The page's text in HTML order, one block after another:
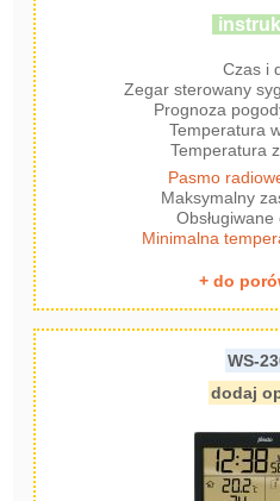
Czas i
Zegar sterowany
Prognoza
Temperatura
Temperatura
Pasmo
Maksymalny
Minimalna
+ do
WS-
dodaj